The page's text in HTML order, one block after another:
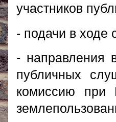
участников
- подачи в ходе
- направления
публичных
комиссию при